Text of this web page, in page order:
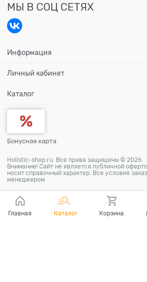
МЫ В СОЦ СЕТЯХ
Информация
Личный кабинет
Каталог
Бонусная карта
Holistic-shop.ru. Все права защищены © 2026
Внимание! Сайт не является публичной
носит справочный характер. Все условия
менеджером
Главная Каталог Корзина